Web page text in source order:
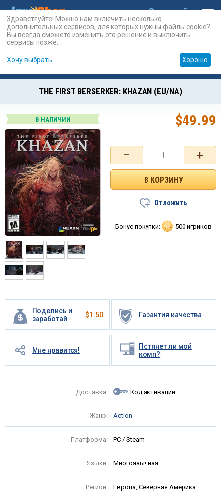
Карты Prepaid
THE FIRST BERSERKER: KHAZAN (EU/NA)
В НАЛИЧИИ
Поделись и
заработай
$1.50 Гарантия качества
Мне нравится!
Потянет ли мой
комп?
Доставка: Код активации
Жанр: Action
Платформа: PC / Steam
Языки: Многоязычная
Регион: Европа, Северная Америка
+
−
$49.99
Отложить
Бонус покупки: 500 игриков
Здравствуйте! Можно нам включить несколько
дополнительных сервисов, для которых нужны файлы cookie?
Вы всегда сможете изменить это решение и выключить
сервисы позже.
Хочу выбрать Хорошо